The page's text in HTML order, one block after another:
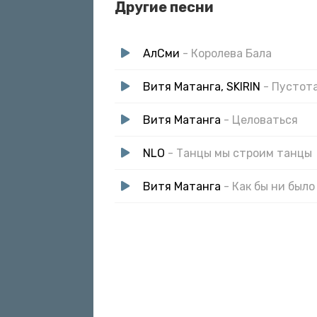
Другие песни
АлСми - Королева Бала
Витя Матанга, SKIRIN -
Витя Матанга - Целоваться
NLO - Танцы мы строим танцы
Витя Матанга - Как бы ни было